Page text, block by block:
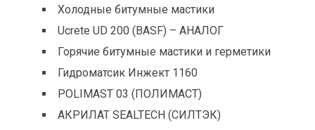
Холодные битумные мастики
Ucrete UD 200 (BASF) – АНАЛОГ
Горячие битумные мастики и герметики
Гидроматсик Инжект 1160
POLIMAST 03 (ПОЛИМАСТ)
АКРИЛАТ SEALTECH (СИЛТЭК)